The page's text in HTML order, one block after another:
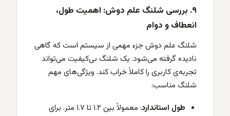
۹. بررسی شلنگ علم دوش: اهمیت طول،
انعطاف و دوام
شلنگ علم دوش جزء مهمی از سیستم است که گاهی
نادیده گرفته می‌شود. یک شلنگ بی‌کیفیت می‌تواند
تجربه‌ی کاربری را کاملاً خراب کند. ویژگی‌های مهم
شلنگ مناسب:
طول استاندارد
: معمولاً بین ۱.۲ تا ۱.۷ متر. برای